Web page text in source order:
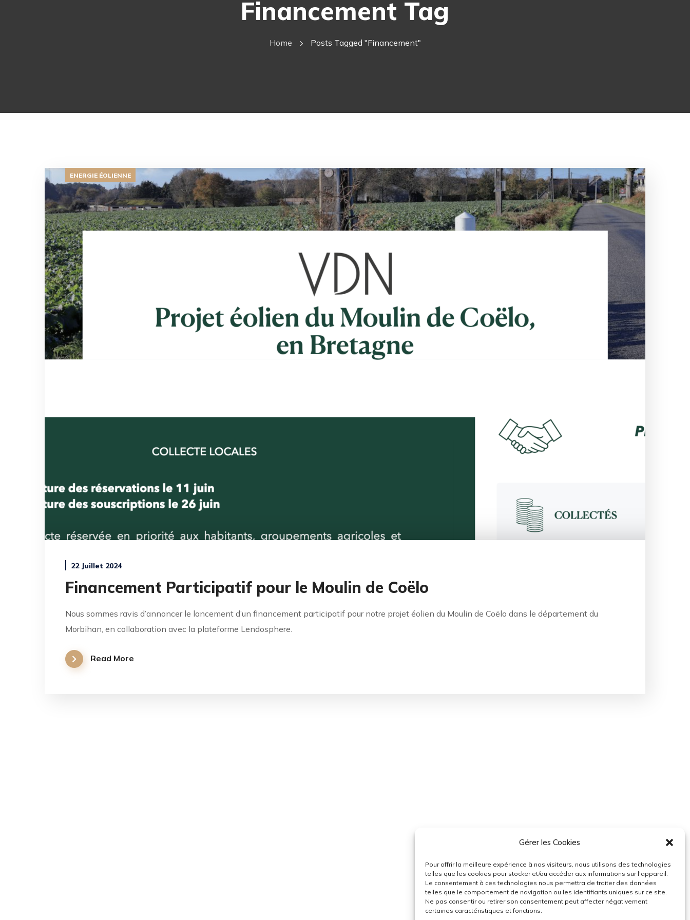
Gérer les Cookies
Pour offrir la meilleure expérience à nos visiteurs, nous utilisons des technologies
telles que les cookies pour stocker et/ou accéder aux informations sur l'appareil.
Le consentement à ces technologies nous permettra de traiter des données
telles que le comportement de navigation ou les identifiants uniques sur ce site.
Ne pas consentir ou retirer son consentement peut affecter négativement
certaines caractéristiques et fonctions.
Financement Tag
Home Posts Tagged "financement"
ENERGIE ÉOLIENNE
22 Juillet 2024
Financement Participatif pour le Moulin de Coëlo
Nous sommes ravis d’annoncer le lancement d’un financement participatif pour notre projet éolien du Moulin de Coëlo dans le département du
Morbihan, en collaboration avec la plateforme Lendosphere.
Read More